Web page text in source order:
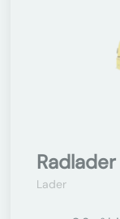
Radlader
Lader